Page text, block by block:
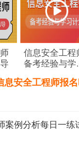
信息安全工程
备考经验与学
息安全工程师报
案例分析每日一练